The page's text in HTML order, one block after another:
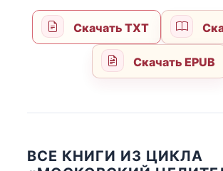
Скачать TXT
Скачать EPUB
ВСЕ КНИГИ ИЗ ЦИКЛА